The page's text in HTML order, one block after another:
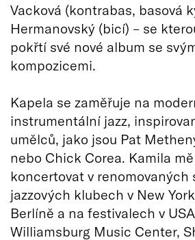
Vacková (kontrabas, basová
Hermanovský (bicí) – se
pokřtí své nové album se
kompozicemi.
Kapela se zaměřuje na
instrumentální jazz,
umělců, jako jsou Pat
nebo Chick Corea. Kamila
koncertovat v renomovaných
jazzových klubech v New
Berlíně a na festivalech v
Williamsburg Music Center,